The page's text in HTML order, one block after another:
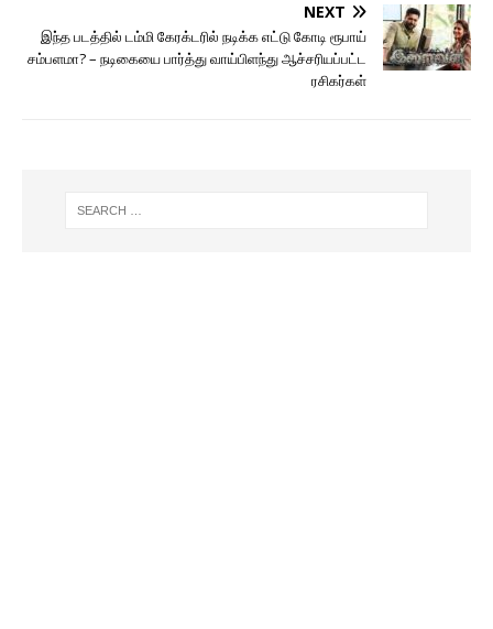
NEXT
இந்த படத்தில் டம்மி கேரக்டரில் நடிக்க எட்டு கோடி ரூபாய்
சம்பளமா? – நடிகையை பார்த்து வாய்பிளந்து ஆச்சரியப்பட்ட
ரசிகர்கள்